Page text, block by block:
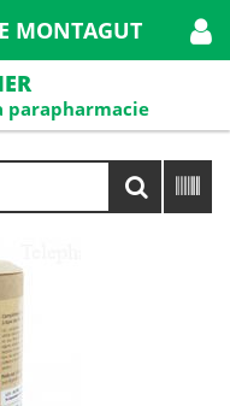
MONTAGUT
parapharmacie